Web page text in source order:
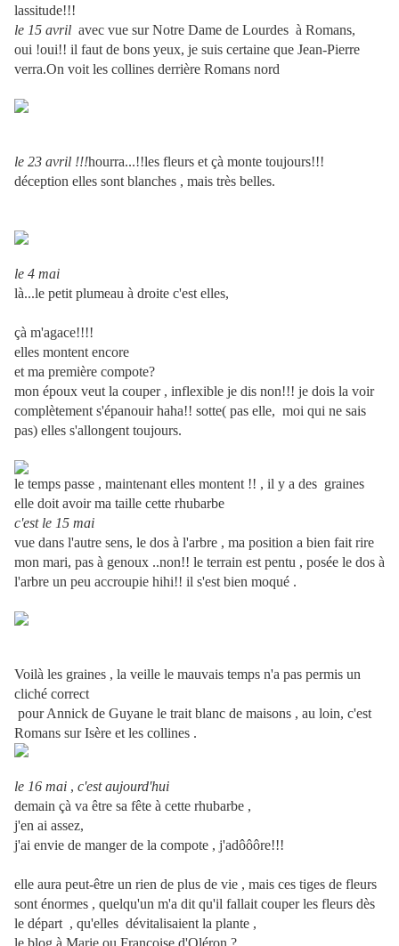
lassitude!!!
le 15 avril avec vue sur Notre Dame de Lourdes à Romans,
oui !oui!! il faut de bons yeux, je suis certaine que Jean-Pierre
verra.On voit les collines derrière Romans nord
le 23 avril !!!hourra...!!les fleurs et çà monte toujours!!!
déception elles sont blanches , mais très belles.
le 4 mai
là...le petit plumeau à droite c'est elles,
çà m'agace!!!!
elles montent encore
et ma première compote?
mon époux veut la couper , inflexible je dis non!!! je dois la voir
complètement s'épanouir haha!! sotte( pas elle, moi qui ne sais
pas) elles s'allongent toujours.
le temps passe , maintenant elles montent !! , il y a des graines
elle doit avoir ma taille cette rhubarbe
c'est le 15 mai
vue dans l'autre sens, le dos à l'arbre , ma position a bien fait rire
mon mari, pas à genoux ..non!! le terrain est pentu , posée le dos à
l'arbre un peu accroupie hihi!! il s'est bien moqué .
Voilà les graines , la veille le mauvais temps n'a pas permis un
cliché correct
pour Annick de Guyane le trait blanc de maisons , au loin, c'est
Romans sur Isère et les collines .
le 16 mai , c'est aujourd'hui
demain çà va être sa fête à cette rhubarbe ,
j'en ai assez,
j'ai envie de manger de la compote , j'adôôôre!!!
elle aura peut-être un rien de plus de vie , mais ces tiges de fleurs
sont énormes , quelqu'un m'a dit qu'il fallait couper les fleurs dès
le départ , qu'elles dévitalisaient la plante ,